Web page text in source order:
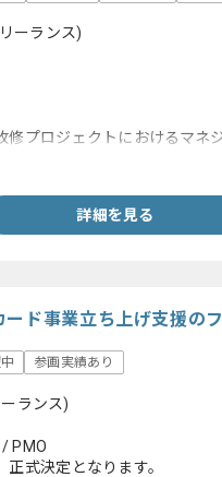
ーランス)
修プロジェクトにおけるマネ
詳細を見る
ード事業立ち上げ支援の
参画実績あり
ランス)
PMO
式決定となります。